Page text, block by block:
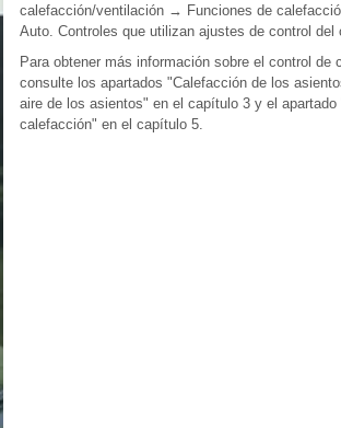
calefacción/ventilación → Funciones de
Auto. Controles que utilizan ajustes de control del
Para obtener más información sobre el control de
consulte los apartados "Calefacción de los
aire de los asientos" en el capítulo 3 y el apartado
calefacción" en el capítulo 5.